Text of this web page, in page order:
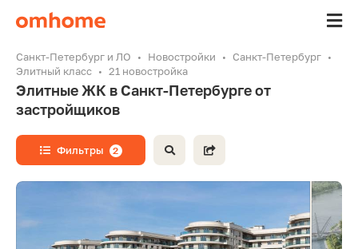
Санкт-Петербург и ЛО Новостройки
Санкт-Петербург
Элитный класс
21 новостройка
Элитные ЖК в Санкт-Петербурге от
застройщиков
Фильтры 2